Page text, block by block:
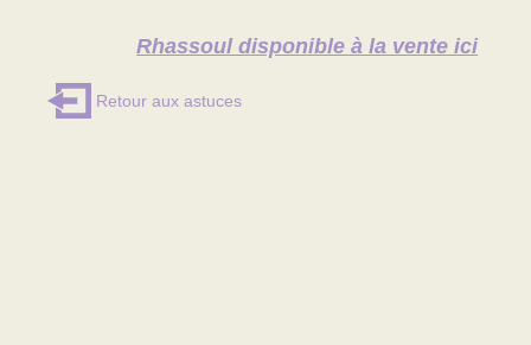
Retour aux astuces
Rhassoul disponible à la vente ici